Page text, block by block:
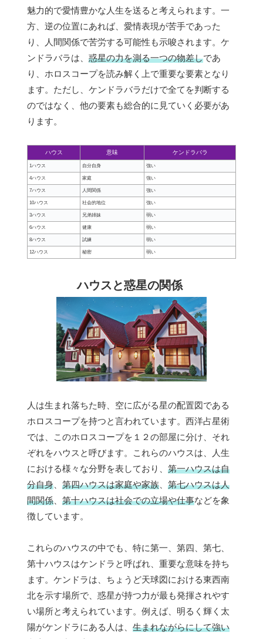
魅力的で愛情豊かな人生を送ると考えられます。一
方、逆の位置にあれば、愛情表現が苦手であった
り、人間関係で苦労する可能性も示唆されます。ケ
ンドラバラは、 惑星の力を測る一つの物差しであ
り、ホロスコープを読み解く上で重要な要素となり
ます。ただし、ケンドラバラだけで全てを判断する
のではなく、他の要素も総合的に見ていく必要があ
ります。
ハウス 意味 ケンドラバラ
1ハウス 自分自身 強い
4ハウス 家庭 強い
7ハウス 人間関係 強い
10ハウス 社会的地位 強い
3ハウス 兄弟姉妹 弱い
6ハウス 健康 弱い
8ハウス 試練 弱い
12ハウス 秘密 弱い
ハウスと惑星の関係
人は生まれ落ちた時、空に広がる星の配置図である
ホロスコープを持つと言われています。西洋占星術
では、このホロスコープを１２の部屋に分け、それ
ぞれをハウスと呼びます。これらのハウスは、人生
における様々な分野を表しており、 第一ハウスは自
分自身
第四ハウスは家庭や家族
第七ハウスは人
間関係
第十ハウスは社会での立場や仕事などを象
徴しています。
これらのハウスの中でも、特に第一、第四、第七、
第十ハウスはケンドラと呼ばれ、重要な意味を持ち
ます。ケンドラは、ちょうど天球図における東西南
北を示す場所で、惑星が持つ力が最も発揮されやす
い場所と考えられています。例えば、明るく輝く太
陽がケンドラにある人は、 生まれながらにして強い